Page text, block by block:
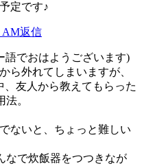
定です♪
AM返信
語でおはようございます)
ら外れてしまいますが、
友人から教えてもらった
。
ないと、ちょっと難しい
なで炊飯器をつつきなが